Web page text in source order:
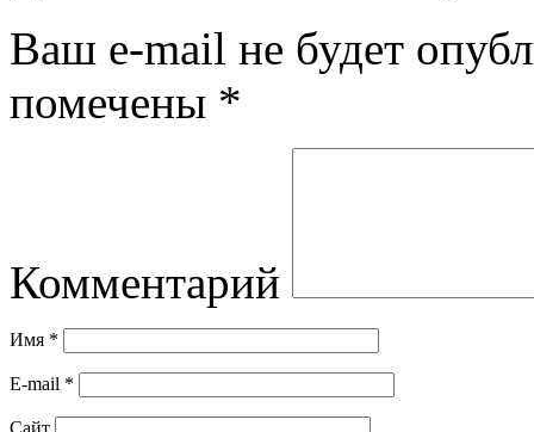
Ваш e-mail не будет
помечены *
Комментарий
Имя *
E-mail *